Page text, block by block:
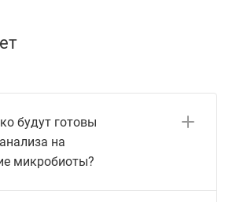
будут готовы
на
микробиоты?